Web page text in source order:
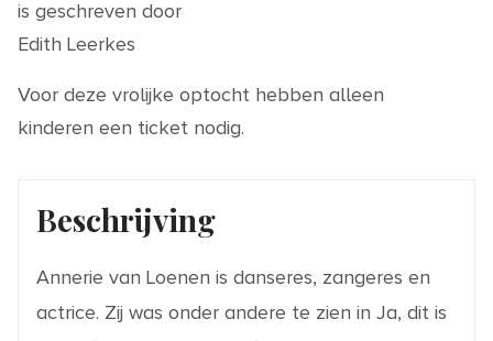
is geschreven door
Edith Leerkes
Voor deze vrolijke optocht hebben alleen
kinderen een ticket nodig.
Beschrijving
Annerie van Loenen is danseres, zangeres en
actrice. Zij was onder andere te zien in Ja, dit is